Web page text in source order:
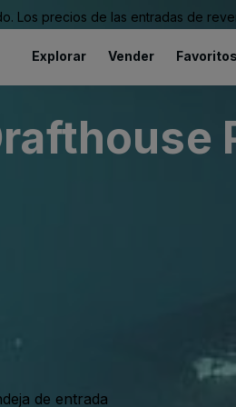
Los precios de las entradas de
Explorar Vender Favoritos
de entrada